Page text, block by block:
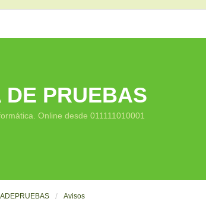
DE PRUEBAS
Online desde 011111010001
Avisos